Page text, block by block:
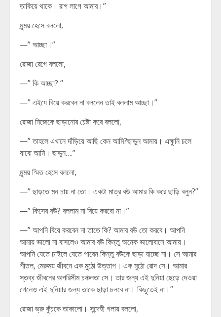
তাকিয়ে থাকে। রাগ লাগে আমার।”
মৃন্ময় হেসে বললো,
—” আচ্ছা।”
রোজা রেগে বললো,
—” কি আচ্ছা? “
—” এইযে বিয়ে করবেন না বললেন তাই বললাম আচ্ছা।”
রোজা নিজেকে ছাড়ানোর চেষ্টা করে বললো,
—” তাহলে এখানে দাঁড়িয়ে আছি কেন আমি?ছাড়ুন আমায়। এক্ষুনি চলে
যাবো আমি। ছাড়ুন….”
মৃন্ময় স্মিত হেসে বললো,
—” ছাড়তে মন চায় না তো। একটা মাত্র বউ আমার কি করে ছাড়ি বলুন?”
—” কিসের বউ? বললাম না বিয়ে করবো না।”
—” আপনি বিয়ে করবেন না তাতে কি? আমার বউ তো করবে। আপনি
আমায় ভালো না বাসলেও আমার বউ কিন্তু অনেক ভালোবাসে আমায়।
আপনি যেতে চাইলে যেতে পারেন কিন্তু বউকে ছাড়া যাচ্ছে না। সে আমার
শীতল, মেরুময় জীবনে এক মুঠো উত্তাপ। এক মুঠো রোদ সে। আমার
স্তব্ধ জীবনের অপরিসীম চঞ্চলতা সে। তার জন্য এই দুনিয়া ছেড়ে দেওয়া
গেলেও এই দুনিয়ার জন্য তাকে ছাড়া চলবে না। কিছুতেই না।”
রোজা ভ্রু কুঁচকে তাকালো। সন্দেহী গলায় বললো,